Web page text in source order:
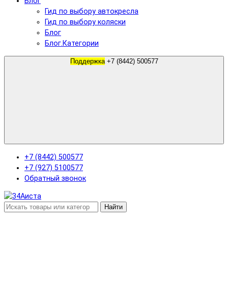
Гид по выбору автокресла
Гид по выбору коляски
Блог
Блог.Категории
Поддержка +7 (8442) 500577
+7 (8442) 500577
+7 (927) 5100577
Обратный звонок
Найти